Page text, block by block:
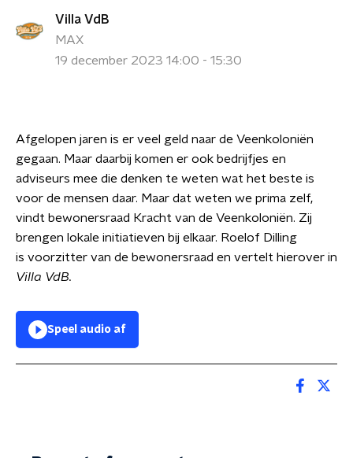
Villa VdB
MAX
19 december 2023 14:00 - 15:30
Afgelopen jaren is er veel geld naar de Veenkoloniën
gegaan. Maar daarbij komen er ook bedrijfjes en
adviseurs mee die denken te weten wat het beste is
voor de mensen daar. Maar dat weten we prima zelf,
vindt bewonersraad Kracht van de Veenkoloniën. Zij
brengen lokale initiatieven bij elkaar. Roelof Dilling
is voorzitter van de bewonersraad en vertelt hierover in
Villa VdB.
Speel audio af